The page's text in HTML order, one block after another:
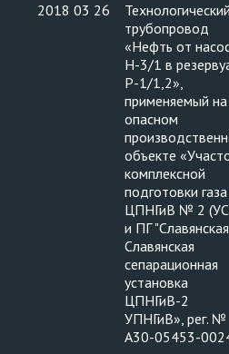
2018 03 26
Технологический
трубопровод
«Нефть от
Н-3/1 в
Р-1/1,2»,
применяемый на
опасном
объекте
комплексной
подготовки газа
ЦПНГиВ № 2
и ПГ
Славянская
сепарационная
установка
ЦПНГиВ-2
УПНГиВ», рег. №
А30-05453-